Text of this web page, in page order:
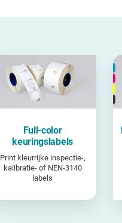
Full-color
keuringslabels
Print kleurrijke inspectie-,
kalibratie- of NEN-3140
labels